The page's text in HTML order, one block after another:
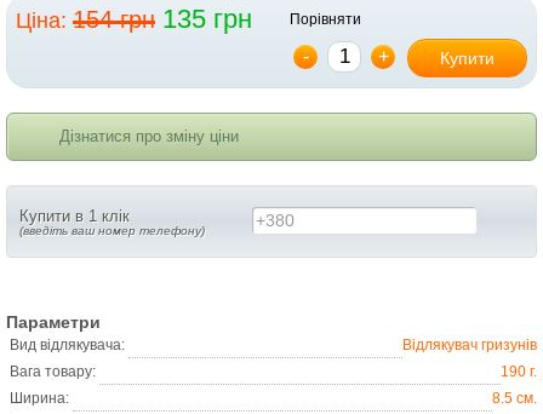
Ціна: 154 грн 135 грн Порівняти
- + Купити
Дізнатися про зміну ціни
Купити в 1 клік
(введіть ваш номер телефону) +380
Параметри
Вид відлякувача:
Відлякувач гризунів
Вага товару:
190 г.
Ширина:
8.5 см.